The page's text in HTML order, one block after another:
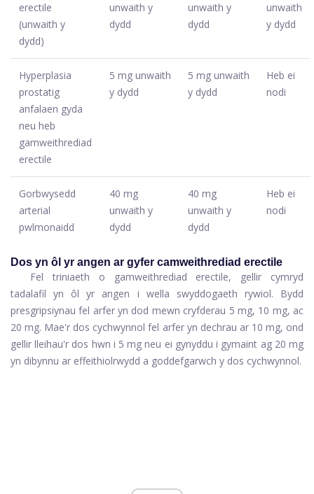
erectile
(unwaith y
dydd)
unwaith y
dydd
unwaith y
dydd
unwaith
y dydd
Hyperplasia
prostatig
anfalaen gyda
neu heb
gamweithrediad
erectile
5 mg unwaith
y dydd
5 mg unwaith
y dydd
Heb ei
nodi
Gorbwysedd
arterial
pwlmonaidd
40 mg
unwaith y
dydd
40 mg
unwaith y
dydd
Heb ei
nodi
Dos yn ôl yr angen ar gyfer camweithrediad erectile
Fel triniaeth o gamweithrediad erectile, gellir cymryd
tadalafil yn ôl yr angen i wella swyddogaeth rywiol. Bydd
presgripsiynau fel arfer yn dod mewn cryfderau 5 mg, 10 mg, ac
20 mg. Mae'r dos cychwynnol fel arfer yn dechrau ar 10 mg, ond
gellir lleihau'r dos hwn i 5 mg neu ei gynyddu i gymaint ag 20 mg
yn dibynnu ar effeithiolrwydd a goddefgarwch y dos cychwynnol.